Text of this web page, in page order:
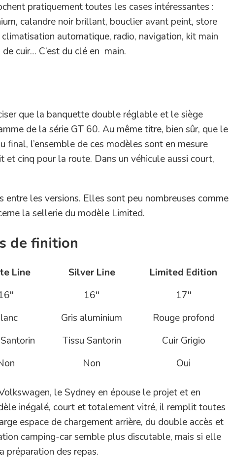
pratiquement toutes les cases intéressantes :
calandre noir brillant, bouclier avant peint, store
automatique, radio, navigation, kit main
cuir… C’est du clé en main.
que la banquette double réglable et le siège
de la série GT 60. Au même titre, bien sûr, que le
l’ensemble de ces modèles sont en mesure
et cinq pour la route. Dans un véhicule aussi court,
entre les versions. Elles sont peu nombreuses comme
la sellerie du modèle Limited.
de finition
Line Silver Line
Limited Edition
16''
17''
Gris aluminium
Rouge profond
Tissu Santorin
Cuir Grigio
Non Oui
le Sydney en épouse le projet et en
inégalé, court et totalement vitré, il remplit toutes
espace de chargement arrière, du double accès et
camping-car semble plus discutable, mais si elle
préparation des repas.